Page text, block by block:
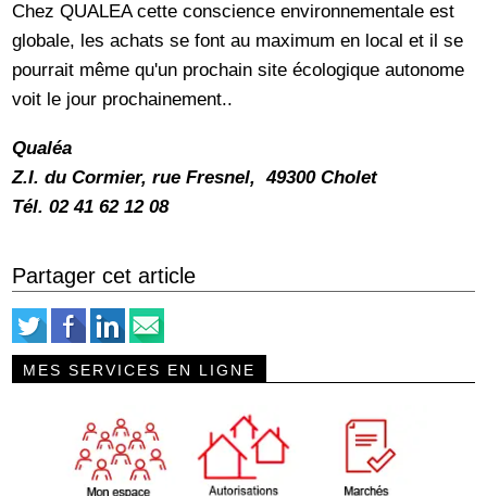
Chez QUALEA cette conscience environnementale est
globale, les achats se font au maximum en local et il se
pourrait même qu'un prochain site écologique autonome
voit le jour prochainement..
Qualéa
Z.I. du Cormier, rue Fresnel, 49300 Cholet
Tél. 02 41 62 12 08
Partager cet article
MES SERVICES EN LIGNE